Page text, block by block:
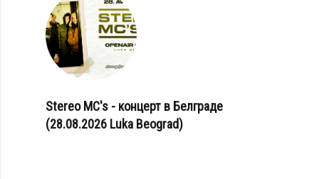
Stereo MC's - концерт в Белграде
(28.08.2026 Luka Beograd)